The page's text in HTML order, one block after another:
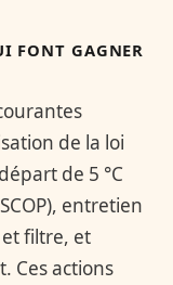
FONT GAGNER
de la loi
de 5 °C
entretien
filtre, et
Ces actions